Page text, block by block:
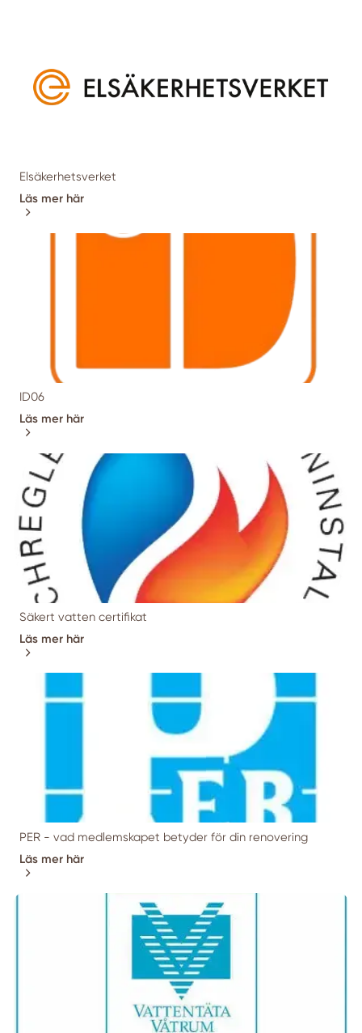
Elsäkerhetsverket
Läs mer här
ID06
Läs mer här
Säkert vatten certifikat
Läs mer här
PER - vad medlemskapet betyder för din renovering
Läs mer här